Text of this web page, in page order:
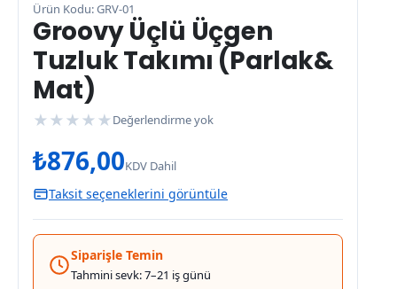
Ürün Kodu: GRV-01
Groovy Üçlü Üçgen
Tuzluk Takımı (Parlak&
Mat)
★ ★ ★ ★ ★ Değerlendirme yok
₺876,00KDV Dahil
Taksit seçeneklerini görüntüle
Siparişle Temin
Tahmini sevk: 7–21 iş günü